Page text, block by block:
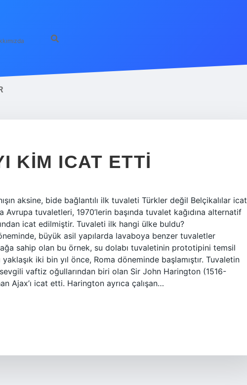
KIM ICAT ETTI
aksine, bide bağlantılı ilk tuvaleti Türkler değil Belçikalılar icat
Avrupa tuvaletleri, 1970’lerin başında tuvalet kağıdına alternatif
icat edilmiştir. Tuvaleti ilk hangi ülke buldu?
büyük asil yapılarda lavaboya benzer tuvaletler
sahip olan bu örnek, su dolabı tuvaletinin prototipini temsil
iki bin yıl önce, Roma döneminde başlamıştır. Tuvaletin
vaftiz oğullarından biri olan Sir John Harington (1516-
Ajax’ı icat etti. Harington ayrıca çalışan…